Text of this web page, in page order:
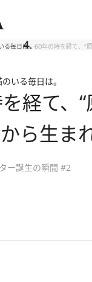
る毎日は。 60年の時を経て、“
いる毎日は。
経て、
ら生ま
ー誕生の瞬間 #2